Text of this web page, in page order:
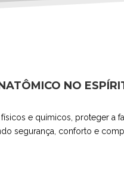
NO
e químicos, proteger a
segurança, conforto e